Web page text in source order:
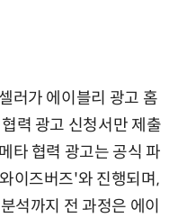
러가 에이블리 광고 홈
력 광고 신청서만 제출
타 협력 광고는 공식 파
이즈버즈'와 진행되며,
석까지 전 과정은 에이